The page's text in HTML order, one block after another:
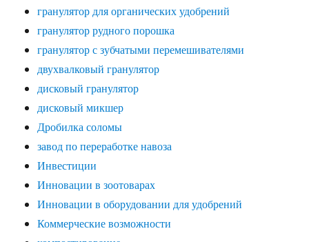
гранулятор для органических удобрений
гранулятор рудного порошка
гранулятор с зубчатыми перемешивателями
двухвалковый гранулятор
дисковый гранулятор
дисковый микшер
Дробилка соломы
завод по переработке навоза
Инвестиции
Инновации в зоотоварах
Инновации в оборудовании для удобрений
Коммерческие возможности